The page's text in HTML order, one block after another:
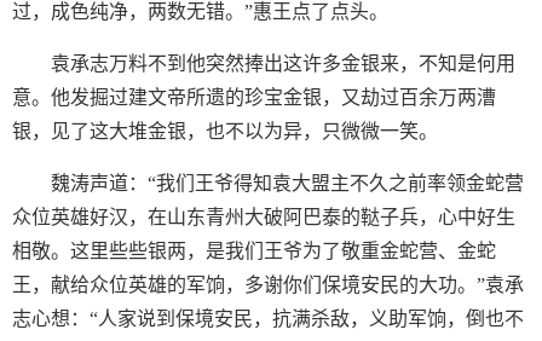
过，成色纯净，两数无错。”惠王点了点头。
袁承志万料不到他突然捧出这许多金银来，不知是何用
意。他发掘过建文帝所遗的珍宝金银，又劫过百余万两漕
银，见了这大堆金银，也不以为异，只微微一笑。
魏涛声道：“我们王爷得知袁大盟主不久之前率领金蛇营
众位英雄好汉，在山东青州大破阿巴泰的鞑子兵，心中好生
相敬。这里些些银两，是我们王爷为了敬重金蛇营、金蛇
王，献给众位英雄的军饷，多谢你们保境安民的大功。”袁承
志心想：“人家说到保境安民，抗满杀敌，义助军饷，倒也不